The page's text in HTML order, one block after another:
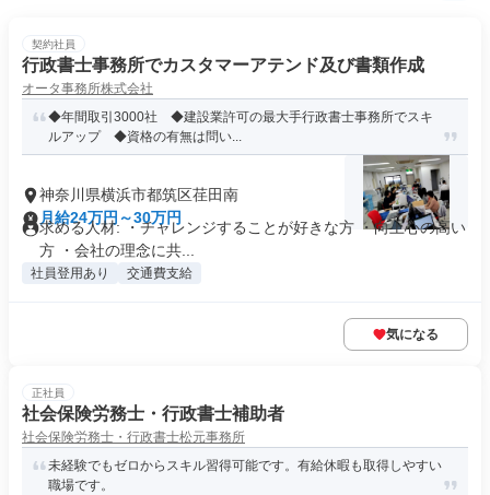
契約社員
行政書士事務所でカスタマーアテンド及び書類作成
オータ事務所株式会社
◆年間取引3000社 ◆建設業許可の最大手行政書士事務所でスキ
ルアップ ◆資格の有無は問い...
神奈川県横浜市都筑区荏田南
月給24万円～30万円
求める人材: ・チャレンジすることが好きな方 ・向上心の高い
方 ・会社の理念に共...
社員登用あり 交通費支給
気になる
正社員
社会保険労務士・行政書士補助者
社会保険労務士・行政書士松元事務所
未経験でもゼロからスキル習得可能です。有給休暇も取得しやすい
職場です。